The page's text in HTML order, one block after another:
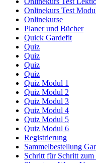
Onlinekurs Test
Onlinekurse
Planer und Bücher
Quick Gardefit
Quiz
Quiz
Quiz
Quiz
Quiz Modul 1
Quiz Modul 2
Quiz Modul 3
Quiz Modul 4
Quiz Modul 5
Quiz Modul 6
Registrierung
Sammelbestellung
Schritt für Schritt zum